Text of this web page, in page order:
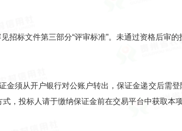
标文件第三部分“评审标准”。未通过资格后审的
金须从开户银行对公账户转出，保证金递交后需
，投标人请于缴纳保证金前在交易平台中获取本